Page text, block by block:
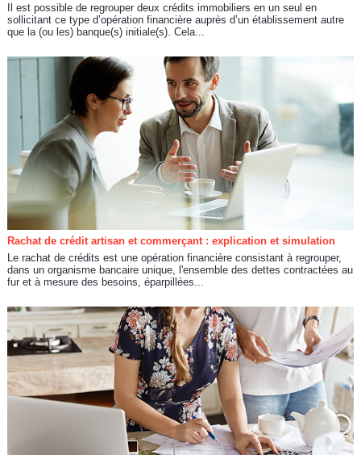
Il est possible de regrouper deux crédits immobiliers en un seul en
sollicitant ce type d’opération financière auprès d’un établissement autre
que la (ou les) banque(s) initiale(s). Cela...
Rachat de crédit artisan et commerçant : explication et simulation
Le rachat de crédits est une opération financière consistant à regrouper,
dans un organisme bancaire unique, l'ensemble des dettes contractées au
fur et à mesure des besoins, éparpillées...